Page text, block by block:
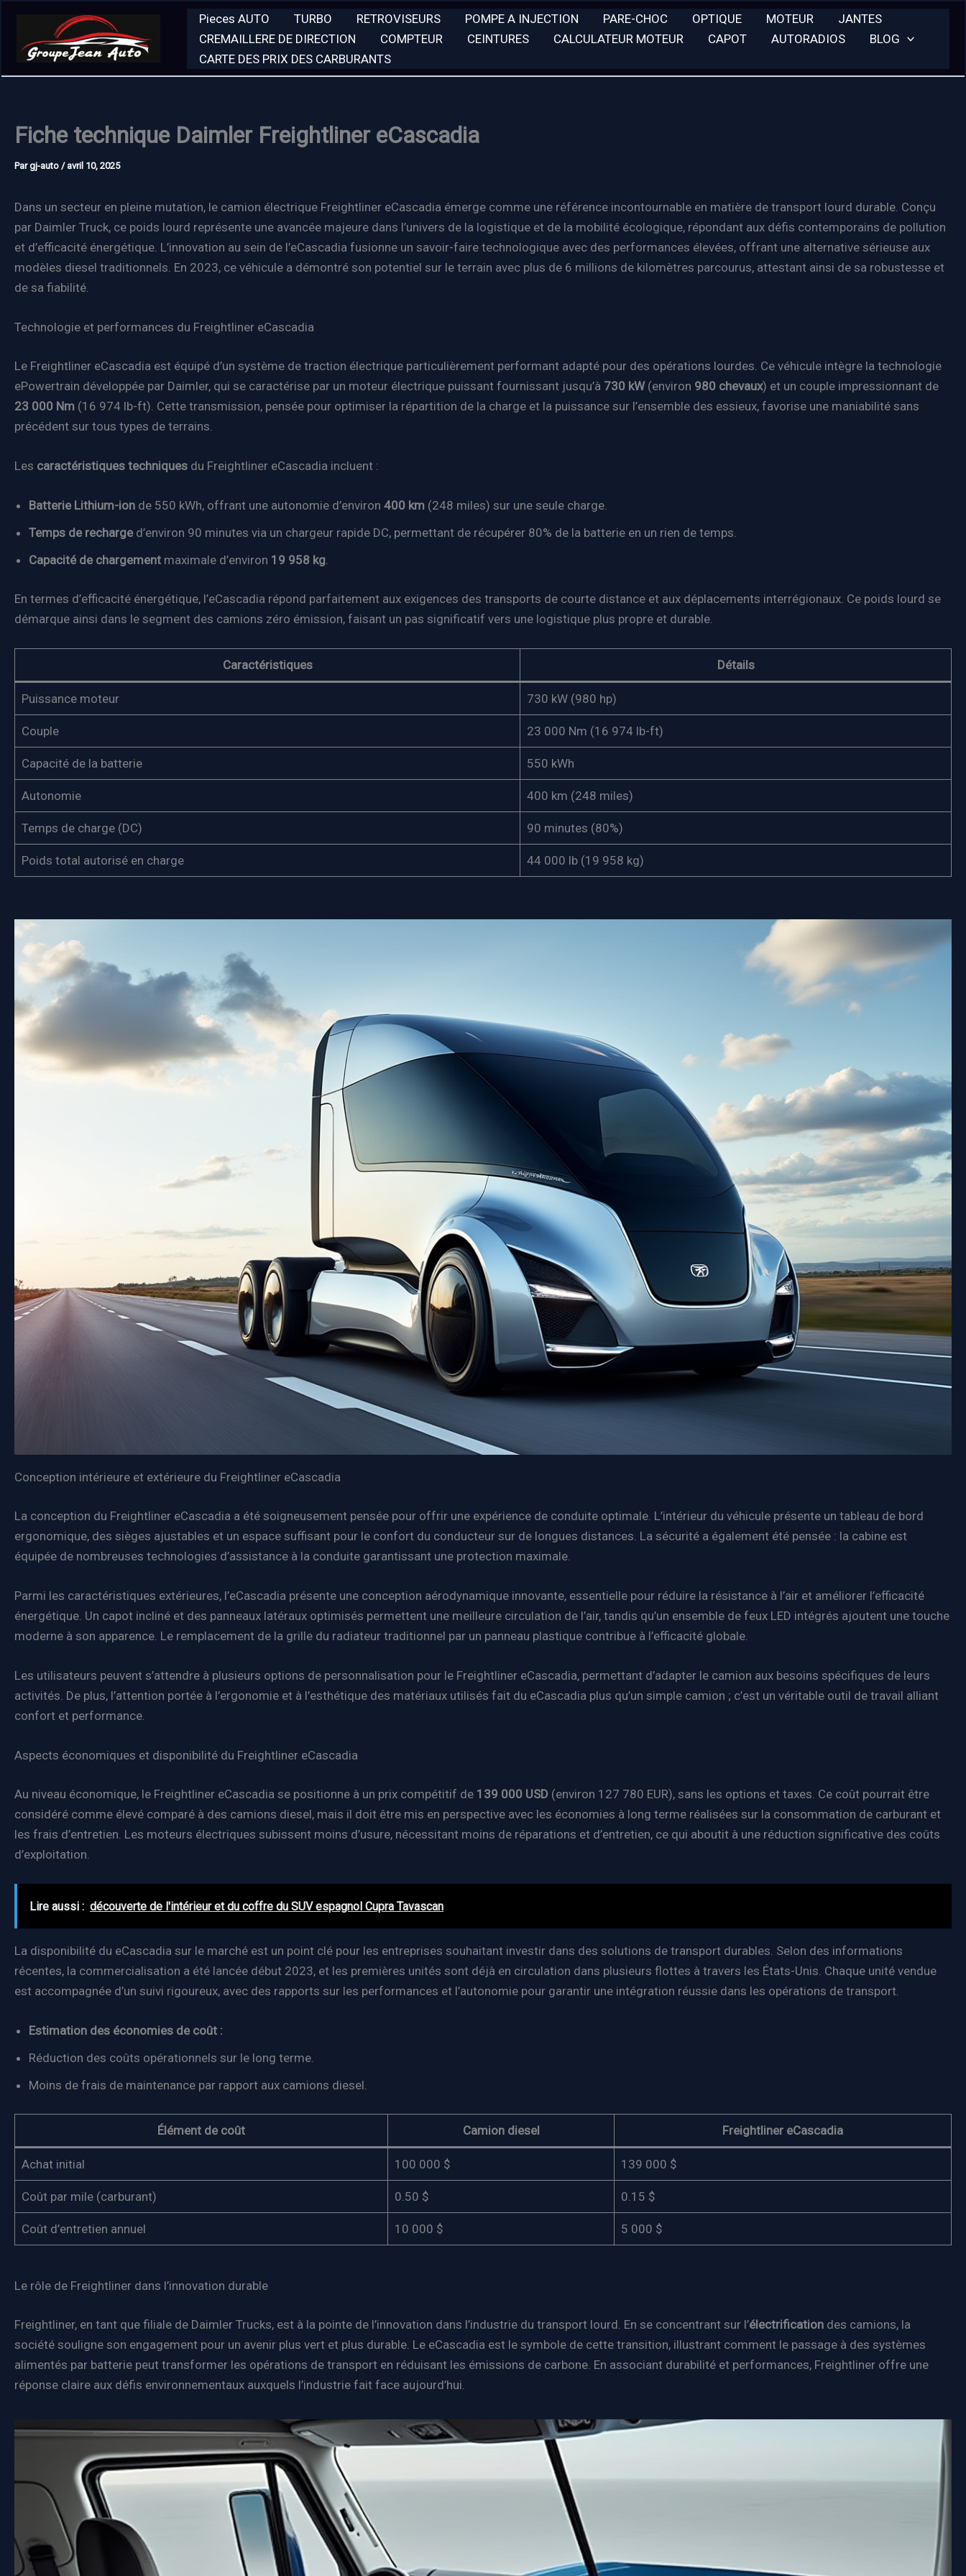
contenu
Pieces AUTO TURBO RETROVISEURS POMPE A INJECTION PARE-CHOC OPTIQUE MOTEUR
JANTES
CREMAILLERE DE DIRECTION
COMPTEUR CEINTURES CALCULATEUR MOTEUR CAPOT AUTORADIOS
BLOG
CARTE DES PRIX DES CARBURANTS
Fiche technique Daimler Freightliner eCascadia
Pargj-auto / avril 10, 2025
Dans un secteur en pleine mutation, le camion électrique Freightliner eCascadia émerge comme une référence incontournable en matière de transport lourd durable. Conçu
par Daimler Truck, ce poids lourd représente une avancée majeure dans l’univers de la logistique et de la mobilité écologique, répondant aux défis contemporains de pollution
et d’efficacité énergétique. L’innovation au sein de l’eCascadia fusionne un savoir-faire technologique avec des performances élevées, offrant une alternative sérieuse aux
modèles diesel traditionnels. En 2023, ce véhicule a démontré son potentiel sur le terrain avec plus de 6 millions de kilomètres parcourus, attestant ainsi de sa robustesse et
de sa fiabilité.
Technologie et performances du Freightliner eCascadia
Le Freightliner eCascadia est équipé d’un système de traction électrique particulièrement performant adapté pour des opérations lourdes. Ce véhicule intègre la technologie
ePowertrain développée par Daimler, qui se caractérise par un moteur électrique puissant fournissant jusqu’à 730 kW(environ 980 chevaux) et un couple impressionnant de
23 000 Nm (16 974 lb-ft). Cette transmission, pensée pour optimiser la répartition de la charge et la puissance sur l’ensemble des essieux, favorise une maniabilité sans
précédent sur tous types de terrains.
Les caractéristiques techniques du Freightliner eCascadia incluent :
Batterie Lithium-ion de 550 kWh, offrant une autonomie d’environ 400 km (248 miles) sur une seule charge.
Temps de recharged’environ 90 minutes via un chargeur rapide DC, permettant de récupérer 80% de la batterie en un rien de temps.
Capacité de chargement maximale d’environ 19 958 kg.
En termes d’efficacité énergétique, l’eCascadia répond parfaitement aux exigences des transports de courte distance et aux déplacements interrégionaux. Ce poids lourd se
démarque ainsi dans le segment des camions zéro émission, faisant un pas significatif vers une logistique plus propre et durable.
Caractéristiques Détails
Puissance moteur 730 kW (980 hp)
Couple 23 000 Nm (16 974 lb-ft)
Capacité de la batterie 550 kWh
Autonomie 400 km (248 miles)
Temps de charge (DC) 90 minutes (80%)
Poids total autorisé en charge 44 000 lb (19 958 kg)
Conception intérieure et extérieure du Freightliner eCascadia
La conception du Freightliner eCascadia a été soigneusement pensée pour offrir une expérience de conduite optimale. L’intérieur du véhicule présente un tableau de bord
ergonomique, des sièges ajustables et un espace suffisant pour le confort du conducteur sur de longues distances. La sécurité a également été pensée : la cabine est
équipée de nombreuses technologies d’assistance à la conduite garantissant une protection maximale.
Parmi les caractéristiques extérieures, l’eCascadia présente une conception aérodynamique innovante, essentielle pour réduire la résistance à l’air et améliorer l’efficacité
énergétique. Un capot incliné et des panneaux latéraux optimisés permettent une meilleure circulation de l’air, tandis qu’un ensemble de feux LED intégrés ajoutent une touche
moderne à son apparence. Le remplacement de la grille du radiateur traditionnel par un panneau plastique contribue à l’efficacité globale.
Les utilisateurs peuvent s’attendre à plusieurs options de personnalisation pour le Freightliner eCascadia, permettant d’adapter le camion aux besoins spécifiques de leurs
activités. De plus, l’attention portée à l’ergonomie et à l’esthétique des matériaux utilisés fait du eCascadia plus qu’un simple camion ; c’est un véritable outil de travail alliant
confort et performance.
Aspects économiques et disponibilité du Freightliner eCascadia
Au niveau économique, le Freightliner eCascadia se positionne à un prix compétitif de 139 000 USD (environ 127 780 EUR), sans les options et taxes. Ce coût pourrait être
considéré comme élevé comparé à des camions diesel, mais il doit être mis en perspective avec les économies à long terme réalisées sur la consommation de carburant et
les frais d’entretien. Les moteurs électriques subissent moins d’usure, nécessitant moins de réparations et d’entretien, ce qui aboutit à une réduction significative des coûts
d’exploitation.
Lire aussi : découverte de l'intérieur et du coffre du SUV espagnol Cupra Tavascan
La disponibilité du eCascadia sur le marché est un point clé pour les entreprises souhaitant investir dans des solutions de transport durables. Selon des informations
récentes, la commercialisation a été lancée début 2023, et les premières unités sont déjà en circulation dans plusieurs flottes à travers les États-Unis. Chaque unité vendue
est accompagnée d’un suivi rigoureux, avec des rapports sur les performances et l’autonomie pour garantir une intégration réussie dans les opérations de transport.
Estimation des économies de coût :
Réduction des coûts opérationnels sur le long terme.
Moins de frais de maintenance par rapport aux camions diesel.
Élément de coût Camion diesel Freightliner eCascadia
Achat initial 100 000 $ 139 000 $
Coût par mile (carburant) 0.50 $ 0.15 $
Coût d’entretien annuel 10 000 $ 5 000 $
Le rôle de Freightliner dans l’innovation durable
Freightliner, en tant que filiale de Daimler Trucks, est à la pointe de l’innovation dans l’industrie du transport lourd. En se concentrant sur l’électrification des camions, la
société souligne son engagement pour un avenir plus vert et plus durable. Le eCascadia est le symbole de cette transition, illustrant comment le passage à des systèmes
alimentés par batterie peut transformer les opérations de transport en réduisant les émissions de carbone. En associant durabilité et performances, Freightliner offre une
réponse claire aux défis environnementaux auxquels l’industrie fait face aujourd’hui.